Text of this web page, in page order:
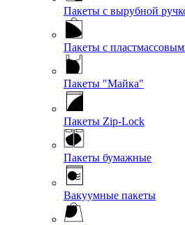
Пакеты с вырубной
Пакеты с
Пакеты "Майка"
Пакеты Zip-Lock
Пакеты бумажные
Вакуумные пакеты